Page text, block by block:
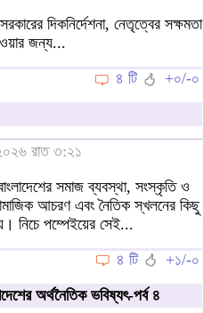
দিকনির্দেশনা, নেতৃত্বের সক্ষমতা
জন্য...
৪ টি
+০/-০
রাত ৩:২১
সমাজ ব্যবস্থা, সংস্কৃতি ও
আচরণ এবং নৈতিক স্খলনের কিছু
নিচে পম্পেইয়ের সেই...
৪ টি
+১/-০
অর্থনৈতিক ভবিষ্যৎ-পর্ব ৪